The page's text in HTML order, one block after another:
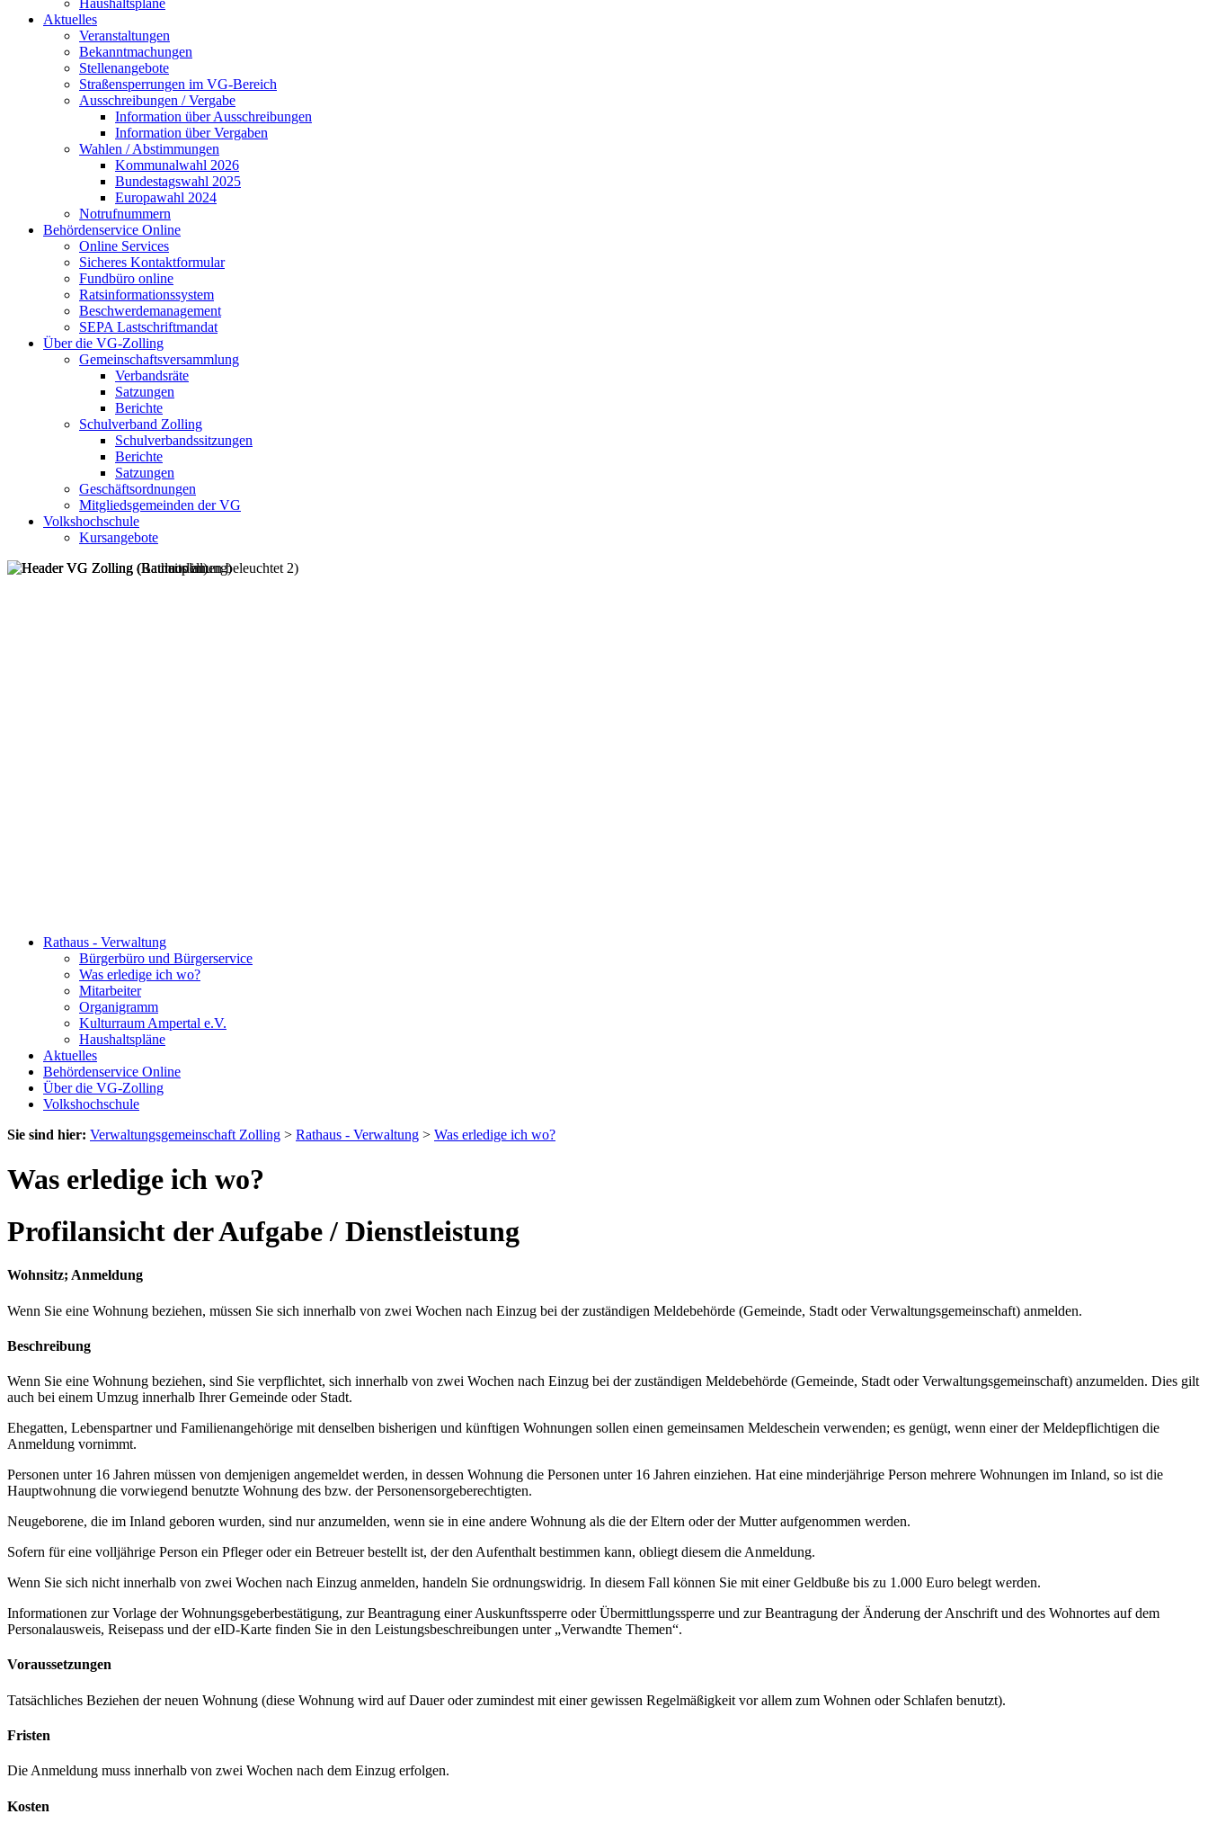
Haushaltspläne
Aktuelles
Veranstaltungen
Bekanntmachungen
Stellenangebote
Straßensperrungen im VG-Bereich
Ausschreibungen / Vergabe
Information über Ausschreibungen
Information über Vergaben
Wahlen / Abstimmungen
Kommunalwahl 2026
Bundestagswahl 2025
Europawahl 2024
Notrufnummern
Behördenservice Online
Online Services
Sicheres Kontaktformular
Fundbüro online
Ratsinformationssystem
Beschwerdemanagement
SEPA Lastschriftmandat
Über die VG-Zolling
Gemeinschaftsversammlung
Verbandsräte
Satzungen
Berichte
Schulverband Zolling
Schulverbandssitzungen
Berichte
Satzungen
Geschäftsordnungen
Mitgliedsgemeinden der VG
Volkshochschule
Kursangebote
Rathaus - Verwaltung
Bürgerbüro und Bürgerservice
Was erledige ich wo?
Mitarbeiter
Organigramm
Kulturraum Ampertal e.V.
Haushaltspläne
Aktuelles
Behördenservice Online
Über die VG-Zolling
Volkshochschule
Sie sind hier: Verwaltungsgemeinschaft Zolling > Rathaus - Verwaltung > Was erledige ich wo?
Was erledige ich wo?
Profilansicht der Aufgabe / Dienstleistung
Wohnsitz; Anmeldung
Wenn Sie eine Wohnung beziehen, müssen Sie sich innerhalb von zwei Wochen nach Einzug bei der zuständigen Meldebehörde (Gemeinde, Stadt oder Verwaltungsgemeinschaft) anmelden.
Beschreibung
Wenn Sie eine Wohnung beziehen, sind Sie verpflichtet, sich innerhalb von zwei Wochen nach Einzug bei der zuständigen Meldebehörde (Gemeinde, Stadt oder Verwaltungsgemeinschaft) anzumelden. Dies gilt
auch bei einem Umzug innerhalb Ihrer Gemeinde oder Stadt.
Ehegatten, Lebenspartner und Familienangehörige mit denselben bisherigen und künftigen Wohnungen sollen einen gemeinsamen Meldeschein verwenden; es genügt, wenn einer der Meldepflichtigen die
Anmeldung vornimmt.
Personen unter 16 Jahren müssen von demjenigen angemeldet werden, in dessen Wohnung die Personen unter 16 Jahren einziehen. Hat eine minderjährige Person mehrere Wohnungen im Inland, so ist die
Hauptwohnung die vorwiegend benutzte Wohnung des bzw. der Personensorgeberechtigten.
Neugeborene, die im Inland geboren wurden, sind nur anzumelden, wenn sie in eine andere Wohnung als die der Eltern oder der Mutter aufgenommen werden.
Sofern für eine volljährige Person ein Pfleger oder ein Betreuer bestellt ist, der den Aufenthalt bestimmen kann, obliegt diesem die Anmeldung.
Wenn Sie sich nicht innerhalb von zwei Wochen nach Einzug anmelden, handeln Sie ordnungswidrig. In diesem Fall können Sie mit einer Geldbuße bis zu 1.000 Euro belegt werden.
Informationen zur Vorlage der Wohnungsgeberbestätigung, zur Beantragung einer Auskunftssperre oder Übermittlungssperre und zur Beantragung der Änderung der Anschrift und des Wohnortes auf dem
Personalausweis, Reisepass und der eID-Karte finden Sie in den Leistungsbeschreibungen unter „Verwandte Themen“.
Voraussetzungen
Tatsächliches Beziehen der neuen Wohnung (diese Wohnung wird auf Dauer oder zumindest mit einer gewissen Regelmäßigkeit vor allem zum Wohnen oder Schlafen benutzt).
Fristen
Die Anmeldung muss innerhalb von zwei Wochen nach dem Einzug erfolgen.
Kosten